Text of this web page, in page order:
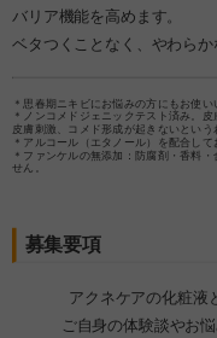
バリア機能を高めます。
ベタつくことなく、やわらか
＊思春期ニキビにお悩みの方にもお使い
＊ノンコメドジェニックテスト済み。
皮膚刺激、コメド形成が起きないという
＊アルコール（エタノール）を配合して
＊ファンケルの無添加：防腐剤・香料
せん。
募集要項
アクネケアの化粧液
ご自身の体験談やお